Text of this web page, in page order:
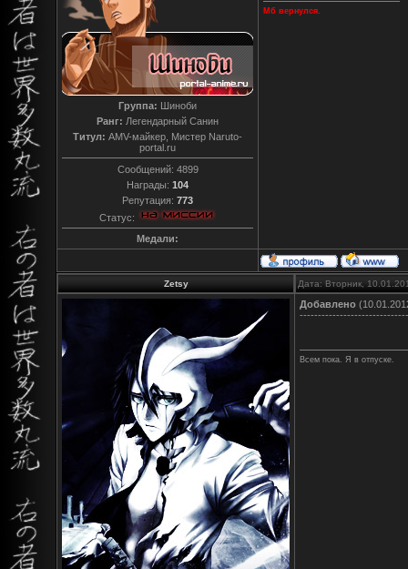
Группа: Шиноби
Ранг: Легендарный Санин
Титул: AMV-майкер, Мистер Naruto-
portal.ru
Сообщений: 4899
Награды: 104
Репутация: 773
Статус:
Медали:
Мб вернулся.
Zetsy Дата: Вторник,
Добавлено
Всем пока. Я в отпуске.